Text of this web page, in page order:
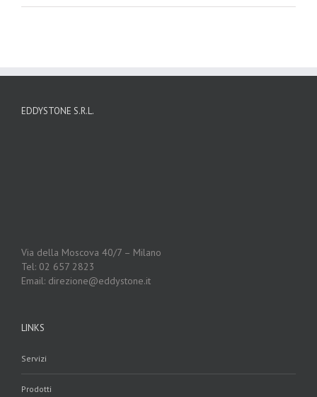
EDDYSTONE S.R.L.
Via della Moscova 40/7 – Milano
Tel: 02 657 2823
Email: direzione@eddystone.it
LINKS
Servizi
Prodotti